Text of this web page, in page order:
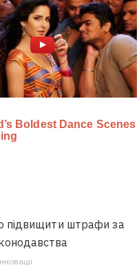
підвищити штрафи за